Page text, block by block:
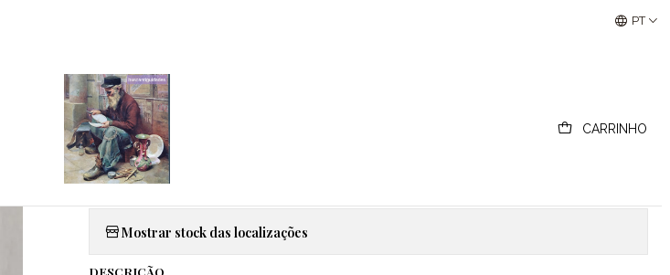
CARRINHO
Buscantiguidades - Leilões Colecionismo e PT
|
Escultura em faiança, "Essevi" Torino-
Itália
Quantidade
Mostrar stock das localizações
DESCRIÇÃO